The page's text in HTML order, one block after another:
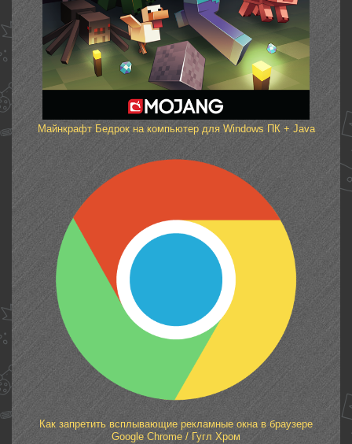
Майнкрафт Бедрок на компьютер для Windows ПК + Java
Как запретить всплывающие рекламные окна в браузере
Google Chrome / Гугл Хром